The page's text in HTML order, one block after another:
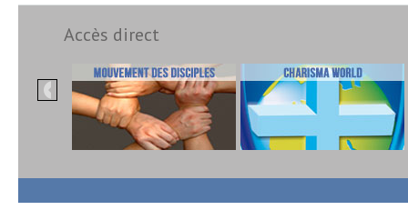
Accès direct